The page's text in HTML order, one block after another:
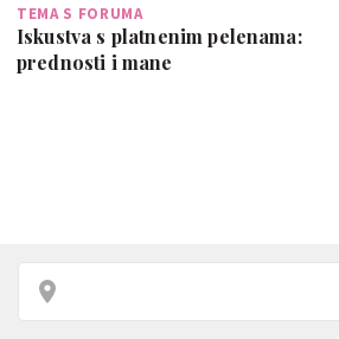
TEMA S FORUMA
Iskustva s platnenim pelenama:
prednosti i mane